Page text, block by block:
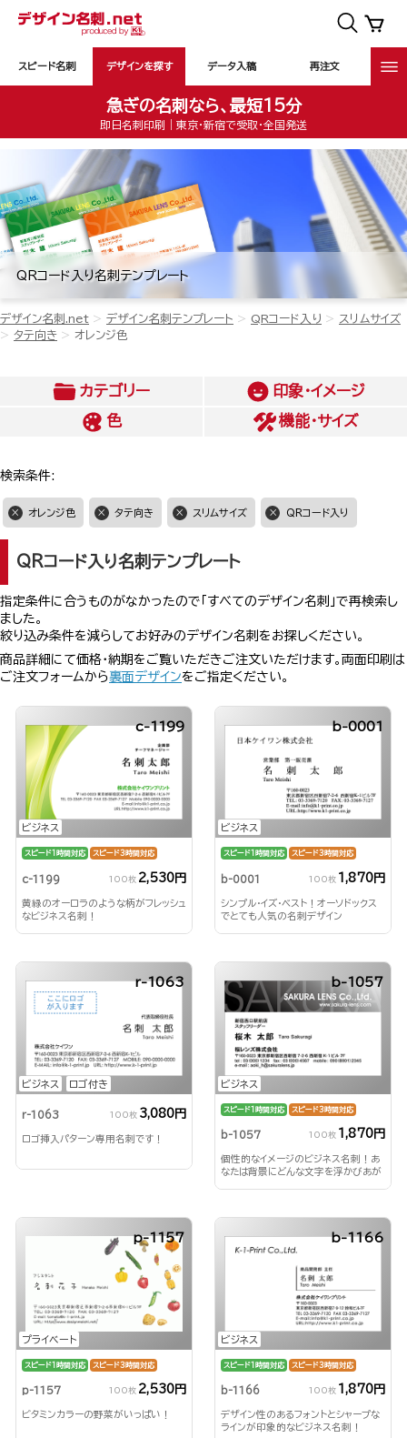
スピード名刺 デザインを探す データ入稿 再注文
急ぎの名刺なら、最短15分
即日名刺印刷｜東京・新宿で受取・全国発送
QRコード入り名刺テンプレート
デザイン名刺.net デザイン名刺テンプレート QRコード入り
スリムサイズ
タテ向き
オレンジ色
カテゴリー
印象・イメージ
色
機能・サイズ
検索条件:
オレンジ色 タテ向き スリムサイズ QRコード入り
QRコード入り名刺テンプレート
指定条件に合うものがなかったので「すべてのデザイン名刺」で再検索し
ました。
絞り込み条件を減らしてお好みのデザイン名刺をお探しください。
商品詳細にて価格・納期をご覧いただきご注文いただけます。両面印刷は
ご注文フォームから裏面デザインをご指定ください。
ビジネス
c-1199
スピード1時間対応 スピード3時間対応
c-1199 100枚 2,530円
黄緑のオーロラのような柄がフレッシュ
なビジネス名刺！
ビジネス
b-0001
スピード1時間対応 スピード3時間対応
b-0001 100枚 1,870円
シンプル・イズ・ベスト！オーソドックス
でとても人気の名刺デザイン
ビジネス ロゴ付き
r-1063
r-1063 100枚 3,080円
ロゴ挿入パターン専用名刺です！
ビジネス
b-1057
スピード1時間対応 スピード3時間対応
b-1057 100枚 1,870円
個性的なイメージのビジネス名刺！あ
なたは背景にどんな文字を浮かびあが
プライベート
p-1157
スピード1時間対応 スピード3時間対応
p-1157 100枚 2,530円
ビタミンカラーの野菜がいっぱい！
ビジネス
b-1166
スピード1時間対応 スピード3時間対応
b-1166 100枚 1,870円
デザイン性のあるフォントとシャープな
ラインが印象的なビジネス名刺！